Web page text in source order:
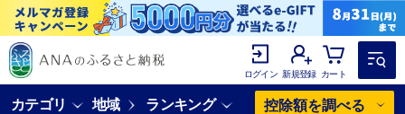
ログイン 新規登録 カート
カテゴリ 地域 ランキング 控除額を調べる